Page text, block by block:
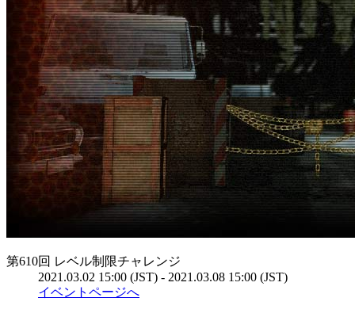
第610回 レベル制限チャレンジ
2021.03.02 15:00 (JST) - 2021.03.08 15:00 (JST)
イベントページへ